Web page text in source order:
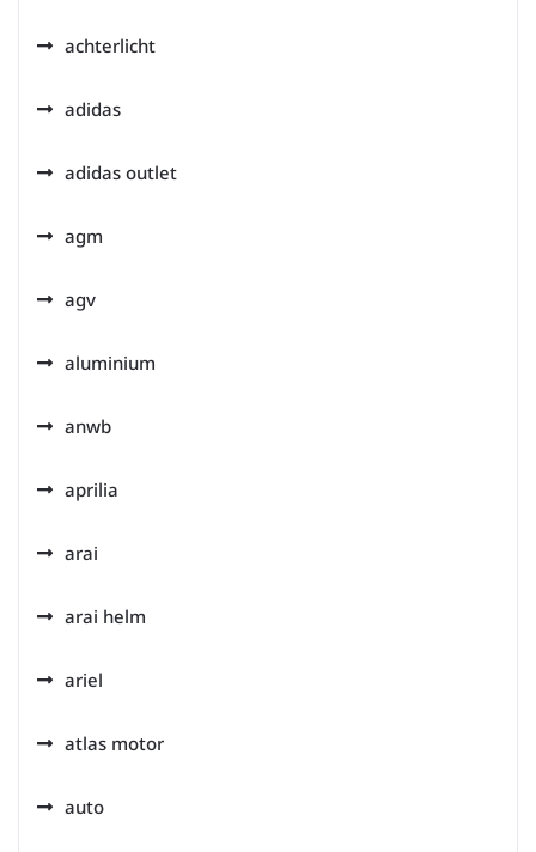
achterlicht
adidas
adidas outlet
agm
agv
aluminium
anwb
aprilia
arai
arai helm
ariel
atlas motor
auto